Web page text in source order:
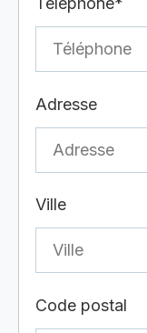
Adresse
Ville
Code postal